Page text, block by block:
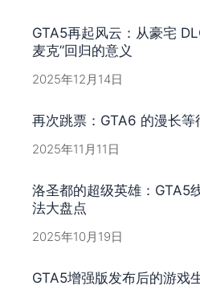
GTA5再起风云：从豪宅
麦克”回归的意义
2025年12月14日
再次跳票：GTA6 的漫长等
2025年11月11日
洛圣都的超级英雄：GTA5
法大盘点
2025年10月19日
GTA5增强版发布后的游戏